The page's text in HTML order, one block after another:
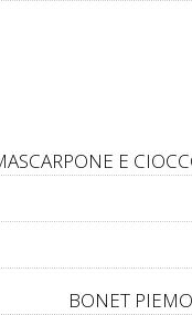
E
BONET